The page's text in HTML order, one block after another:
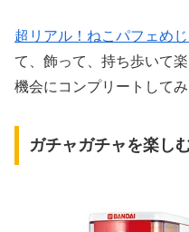
超リアル！ねこパフェめ
て、飾って、持ち歩いて
機会にコンプリートしてみ
ガチャガチャを楽し